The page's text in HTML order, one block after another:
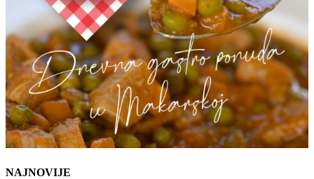
NAJNOVIJE